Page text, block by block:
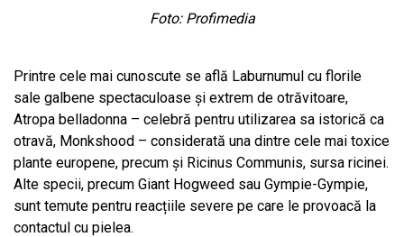
Foto: Profimedia
Printre cele mai cunoscute se află Laburnumul cu florile
sale galbene spectaculoase și extrem de otrăvitoare,
Atropa belladonna – celebră pentru utilizarea sa istorică ca
otravă, Monkshood – considerată una dintre cele mai toxice
plante europene, precum și Ricinus Communis, sursa ricinei.
Alte specii, precum Giant Hogweed sau Gympie-Gympie,
sunt temute pentru reacțiile severe pe care le provoacă la
contactul cu pielea.